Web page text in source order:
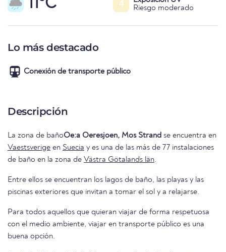
11°C 4
Riesgo moderado
Lo más destacado
Conexión de transporte público
Descripción
La zona de bañoOe:a Oeresjoen, Mos Strand se encuentra en
Vaestsverige en Suecia y es una de las más de 77 instalaciones
de baño en la zona de Västra Götalands län.
Entre ellos se encuentran los lagos de baño, las playas y las
piscinas exteriores que invitan a tomar el sol y a relajarse.
Para todos aquellos que quieran viajar de forma respetuosa
con el medio ambiente, viajar en transporte público es una
buena opción.